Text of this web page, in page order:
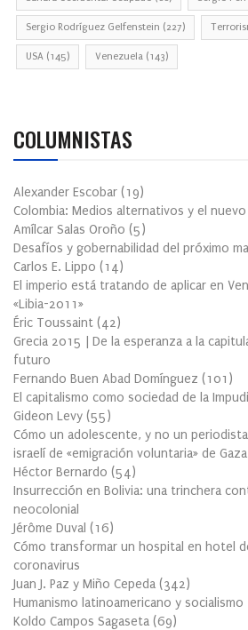
Sergio Rodríguez Gelfenstein (227)
USA (145) Venezuela (143)
COLUMNISTAS
Alexander Escobar (19)
Colombia: Medios alternativos y el
Amílcar Salas Oroño (5)
Desafíos y gobernabilidad del próximo
Carlos E. Lippo (14)
El imperio está tratando de aplicar en
«Libia-2011»
Éric Toussaint (42)
Grecia 2015 | De la esperanza a la
futuro
Fernando Buen Abad Domínguez (101 )
El capitalismo como sociedad de la
Gideon Levy (55)
Cómo un adolescente, y no un
israelí de «emigración voluntaria» de Gaza
Héctor Bernardo (54)
Insurrección en Bolivia: una trinchera
neocolonial
Jérôme Duval (16)
Cómo transformar un hospital en hotel
coronavirus
Juan J. Paz y Miño Cepeda (342)
Humanismo latinoamericano y socialismo
Koldo Campos Sagaseta (69)